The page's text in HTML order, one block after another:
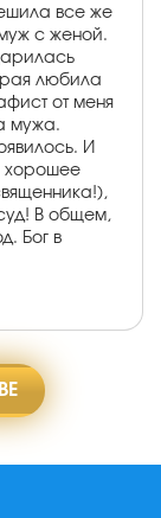
все же
с женой.
любила
от меня
мужа.
И
хорошее
В общем,
Бог в